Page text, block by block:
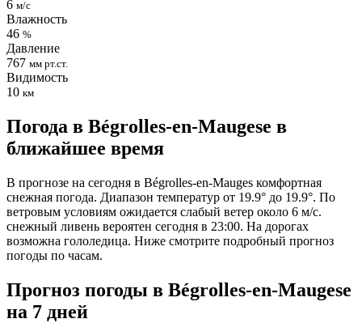
6 м/с
Влажность
46 %
Давление
767 мм рт.ст.
Видимость
10 км
Погода в Bégrolles-en-Maugesе в
ближайшее время
В прогнозе на сегодня в Bégrolles-en-Mauges комфортная
снежная погода. Диапазон температур от 19.9° до 19.9°. По
ветровым условиям ожидается слабый ветер около 6 м/с.
снежный ливень вероятен сегодня в 23:00. На дорогах
возможна гололедица. Ниже смотрите подробный прогноз
погоды по часам.
Прогноз погоды в Bégrolles-en-Maugesе
на 7 дней